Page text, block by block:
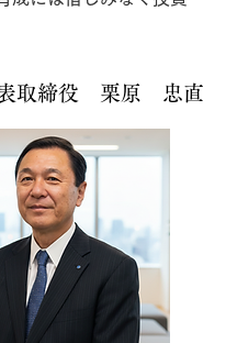
取締役 栗原 忠直